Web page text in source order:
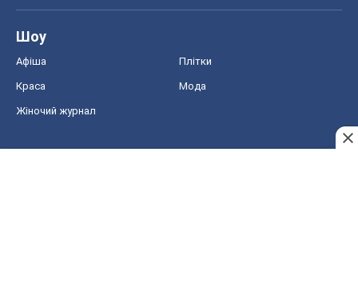
Шоу
Афіша Плітки
Краса Мода
Жіночий журнал